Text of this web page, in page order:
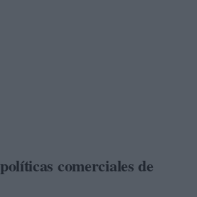
comerciales de